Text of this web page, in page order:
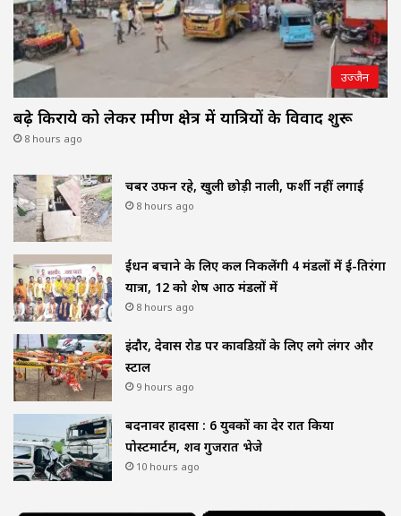
उज्जैन
बढ़े किराये को लेकर ग्रामीण क्षेत्र में यात्रियों के विवाद शुरू
8 hours ago
चैंबर उफन रहे, खुली छोड़ी नाली, फर्शी नहीं लगाई
8 hours ago
ईंधन बचाने के लिए कल निकलेंगी 4 मंडलों में ई-तिरंगा
यात्रा, 12 को शेष आठ मंडलों में
8 hours ago
इंदौर, देवास रोड पर कावडिय़ों के लिए लगे लंगर और
स्टाल
9 hours ago
बदनावर हादसा : 6 युवकों का देर रात किया
पोस्टमार्टम, शव गुजरात भेजे
10 hours ago